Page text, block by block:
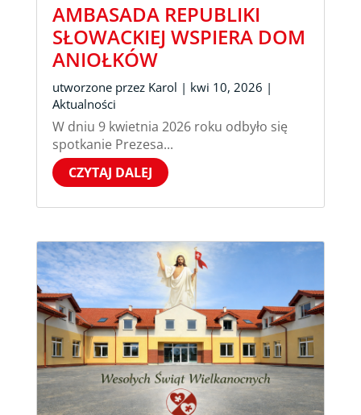
AMBASADA REPUBLIKI
SŁOWACKIEJ WSPIERA DOM
ANIOŁKÓW
utworzone przez Karol | kwi 10, 2026 |
Aktualności
W dniu 9 kwietnia 2026 roku odbyło się
spotkanie Prezesa...
CZYTAJ DALEJ